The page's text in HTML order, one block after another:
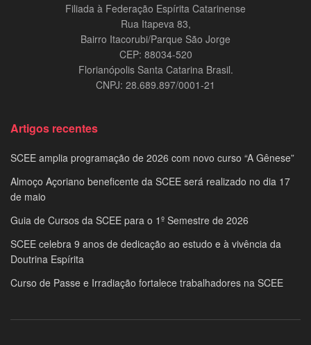
Filiada à Federação Espírita Catarinense
Rua Itapeva 83,
Bairro Itacorubi/Parque São Jorge
CEP: 88034-520
Florianópolis Santa Catarina Brasil.
CNPJ: 28.689.897/0001-21
Artigos recentes
SCEE amplia programação de 2026 com novo curso “A Gênese”
Almoço Açoriano beneficente da SCEE será realizado no dia 17
de maio
Guia de Cursos da SCEE para o 1º Semestre de 2026
SCEE celebra 9 anos de dedicação ao estudo e à vivência da
Doutrina Espírita
Curso de Passe e Irradiação fortalece trabalhadores na SCEE